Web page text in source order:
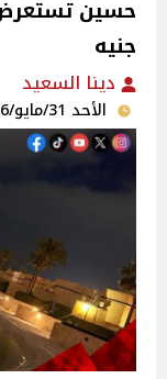
جنيه
دينا السعيد
الأحد 31/مايو/2026 - 02:16 م